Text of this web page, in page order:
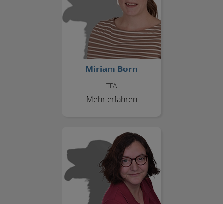
Miriam Born
TFA
Mehr erfahren
Adelheid Schmidt